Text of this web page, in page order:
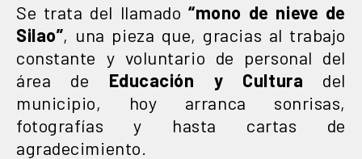
Se trata del llamado “mono de nieve de
Silao”, una pieza que, gracias al trabajo
constante y voluntario de personal del
área de Educación y Cultura del
municipio, hoy arranca sonrisas,
fotografías y hasta cartas de
agradecimiento.